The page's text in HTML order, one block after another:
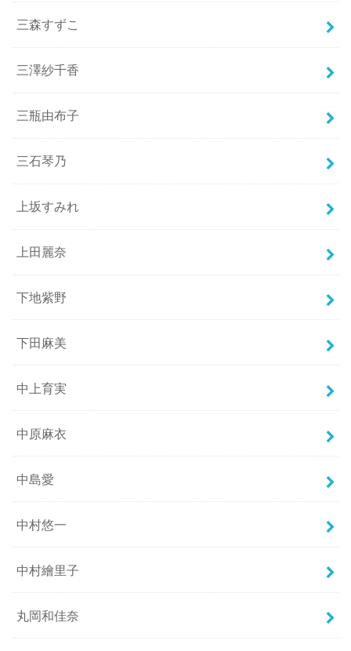
三森すずこ
三澤紗千香
三瓶由布子
三石琴乃
上坂すみれ
上田麗奈
下地紫野
下田麻美
中上育実
中原麻衣
中島愛
中村悠一
中村繪里子
丸岡和佳奈